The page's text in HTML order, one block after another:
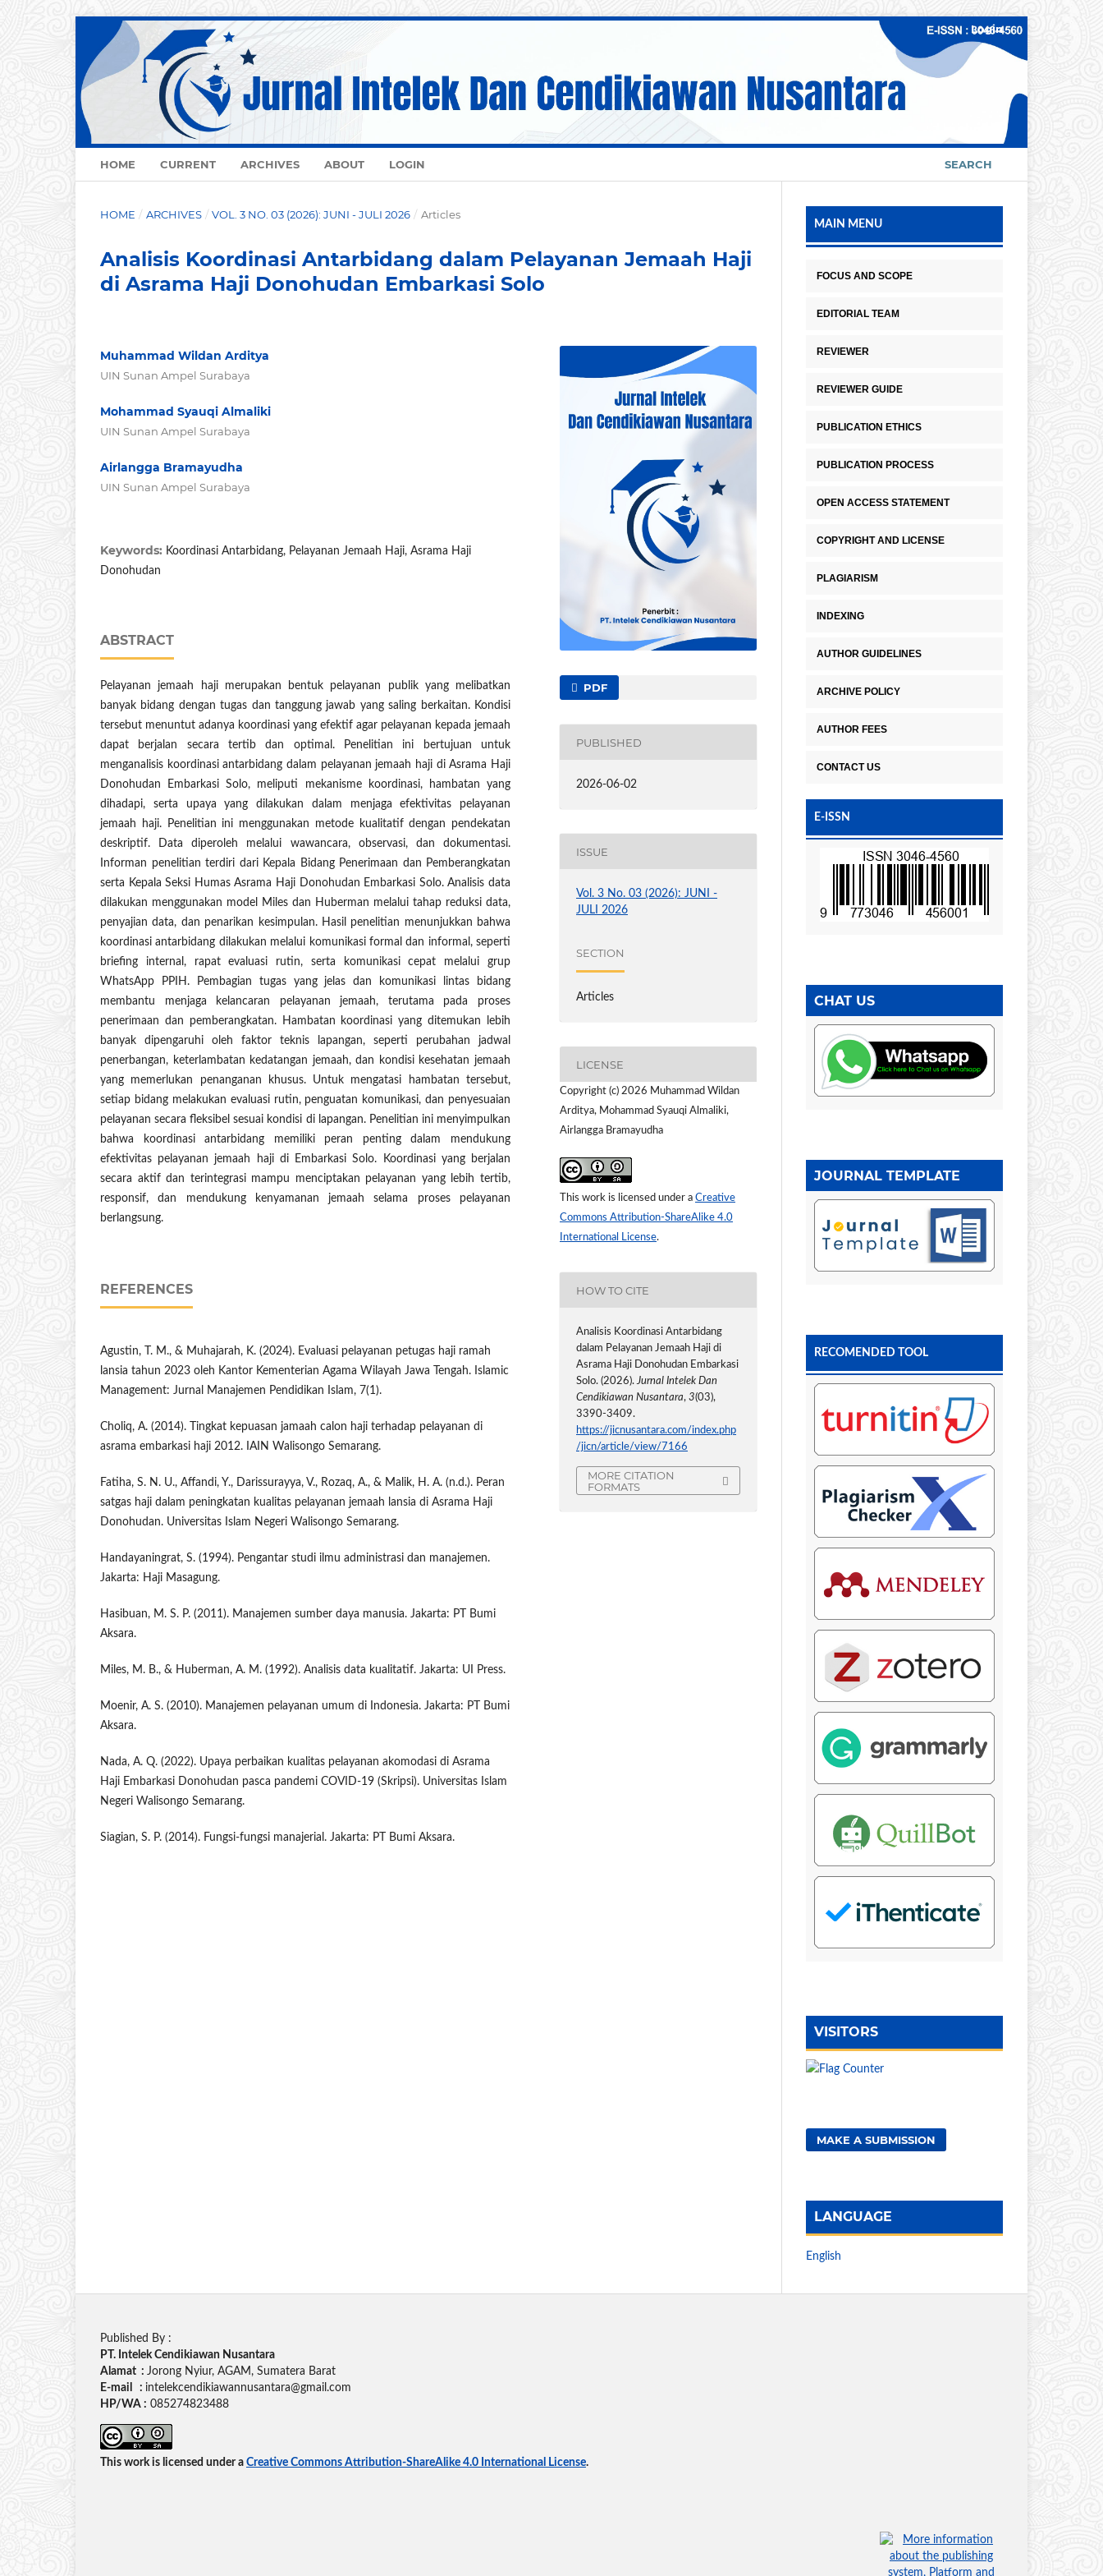
HOME CURRENT ARCHIVES ABOUT LOGIN SEARCH
Login
HOME / ARCHIVES / VOL. 3 NO. 03 (2026): JUNI - JULI 2026 / Articles
Analisis Koordinasi Antarbidang dalam Pelayanan Jemaah Haji
di Asrama Haji Donohudan Embarkasi Solo
Muhammad Wildan Arditya
UIN Sunan Ampel Surabaya
Mohammad Syauqi Almaliki
UIN Sunan Ampel Surabaya
Airlangga Bramayudha
UIN Sunan Ampel Surabaya
Keywords: Koordinasi Antarbidang, Pelayanan Jemaah Haji, Asrama Haji
Donohudan
ABSTRACT
Pelayanan jemaah haji merupakan bentuk pelayanan publik yang melibatkan
banyak bidang dengan tugas dan tanggung jawab yang saling berkaitan. Kondisi
tersebut menuntut adanya koordinasi yang efektif agar pelayanan kepada jemaah
dapat berjalan secara tertib dan optimal. Penelitian ini bertujuan untuk
menganalisis koordinasi antarbidang dalam pelayanan jemaah haji di Asrama Haji
Donohudan Embarkasi Solo, meliputi mekanisme koordinasi, hambatan yang
dihadapi, serta upaya yang dilakukan dalam menjaga efektivitas pelayanan
jemaah haji. Penelitian ini menggunakan metode kualitatif dengan pendekatan
deskriptif. Data diperoleh melalui wawancara, observasi, dan dokumentasi.
Informan penelitian terdiri dari Kepala Bidang Penerimaan dan Pemberangkatan
serta Kepala Seksi Humas Asrama Haji Donohudan Embarkasi Solo. Analisis data
dilakukan menggunakan model Miles dan Huberman melalui tahap reduksi data,
penyajian data, dan penarikan kesimpulan. Hasil penelitian menunjukkan bahwa
koordinasi antarbidang dilakukan melalui komunikasi formal dan informal, seperti
briefing internal, rapat evaluasi rutin, serta komunikasi cepat melalui grup
WhatsApp PPIH. Pembagian tugas yang jelas dan komunikasi lintas bidang
membantu menjaga kelancaran pelayanan jemaah, terutama pada proses
penerimaan dan pemberangkatan. Hambatan koordinasi yang ditemukan lebih
banyak dipengaruhi oleh faktor teknis lapangan, seperti perubahan jadwal
penerbangan, keterlambatan kedatangan jemaah, dan kondisi kesehatan jemaah
yang memerlukan penanganan khusus. Untuk mengatasi hambatan tersebut,
setiap bidang melakukan evaluasi rutin, penguatan komunikasi, dan penyesuaian
pelayanan secara fleksibel sesuai kondisi di lapangan. Penelitian ini menyimpulkan
bahwa koordinasi antarbidang memiliki peran penting dalam mendukung
efektivitas pelayanan jemaah haji di Embarkasi Solo. Koordinasi yang berjalan
secara aktif dan terintegrasi mampu menciptakan pelayanan yang lebih tertib,
responsif, dan mendukung kenyamanan jemaah selama proses pelayanan
berlangsung.
REFERENCES
Agustin, T. M., & Muhajarah, K. (2024). Evaluasi pelayanan petugas haji ramah
lansia tahun 2023 oleh Kantor Kementerian Agama Wilayah Jawa Tengah. Islamic
Management: Jurnal Manajemen Pendidikan Islam, 7(1).
Choliq, A. (2014). Tingkat kepuasan jamaah calon haji terhadap pelayanan di
asrama embarkasi haji 2012. IAIN Walisongo Semarang.
Fatiha, S. N. U., Affandi, Y., Darissurayya, V., Rozaq, A., & Malik, H. A. (n.d.). Peran
satgas haji dalam peningkatan kualitas pelayanan jemaah lansia di Asrama Haji
Donohudan. Universitas Islam Negeri Walisongo Semarang.
Handayaningrat, S. (1994). Pengantar studi ilmu administrasi dan manajemen.
Jakarta: Haji Masagung.
Hasibuan, M. S. P. (2011). Manajemen sumber daya manusia. Jakarta: PT Bumi
Aksara.
Miles, M. B., & Huberman, A. M. (1992). Analisis data kualitatif. Jakarta: UI Press.
Moenir, A. S. (2010). Manajemen pelayanan umum di Indonesia. Jakarta: PT Bumi
Aksara.
Nada, A. Q. (2022). Upaya perbaikan kualitas pelayanan akomodasi di Asrama
Haji Embarkasi Donohudan pasca pandemi COVID-19 (Skripsi). Universitas Islam
Negeri Walisongo Semarang.
Siagian, S. P. (2014). Fungsi-fungsi manajerial. Jakarta: PT Bumi Aksara.
PDF
PUBLISHED
2026-06-02
ISSUE
Vol. 3 No. 03 (2026): JUNI -
JULI 2026
SECTION
Articles
LICENSE
Copyright (c) 2026 Muhammad Wildan
Arditya, Mohammad Syauqi Almaliki,
Airlangga Bramayudha
This work is licensed under a Creative
Commons Attribution-ShareAlike 4.0
International License.
HOW TO CITE
Analisis Koordinasi Antarbidang
dalam Pelayanan Jemaah Haji di
Asrama Haji Donohudan Embarkasi
Solo. (2026).Jurnal Intelek Dan
Cendikiawan Nusantara,3(03),
3390-3409.
https://jicnusantara.com/index.php
/jicn/article/view/7166
MORE CITATION
FORMATS
MAIN MENU
FOCUS AND SCOPE
EDITORIAL TEAM
REVIEWER
REVIEWER GUIDE
PUBLICATION ETHICS
PUBLICATION PROCESS
OPEN ACCESS STATEMENT
COPYRIGHT AND LICENSE
PLAGIARISM
INDEXING
AUTHOR GUIDELINES
ARCHIVE POLICY
AUTHOR FEES
CONTACT US
E-ISSN
CHAT US
JOURNAL TEMPLATE
RECOMENDED TOOL
VISITORS
MAKE A SUBMISSION
LANGUAGE
English
Published By :
PT. Intelek Cendikiawan Nusantara
Alamat : Jorong Nyiur, AGAM, Sumatera Barat
E-mail : intelekcendikiawannusantara@gmail.com
HP/WA : 085274823488
This work is licensed under a Creative Commons Attribution-ShareAlike 4.0 International License.